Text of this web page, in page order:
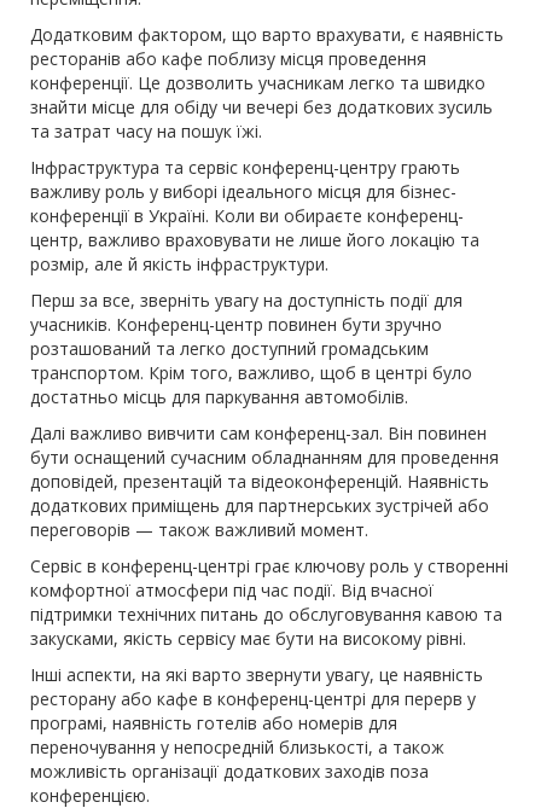
Додатковим фактором, що варто врахувати, є наявність
ресторанів або кафе поблизу місця проведення
конференції. Це дозволить учасникам легко та швидко
знайти місце для обіду чи вечері без додаткових зусиль
та затрат часу на пошук їжі.
Інфраструктура та сервіс конференц-центру грають
важливу роль у виборі ідеального місця для бізнес-
конференції в Україні. Коли ви обираєте конференц-
центр, важливо враховувати не лише його локацію та
розмір, але й якість інфраструктури.
Перш за все, зверніть увагу на доступність події для
учасників. Конференц-центр повинен бути зручно
розташований та легко доступний громадським
транспортом. Крім того, важливо, щоб в центрі було
достатньо місць для паркування автомобілів.
Далі важливо вивчити сам конференц-зал. Він повинен
бути оснащений сучасним обладнанням для проведення
доповідей, презентацій та відеоконференцій. Наявність
додаткових приміщень для партнерських зустрічей або
переговорів — також важливий момент.
Сервіс в конференц-центрі грає ключову роль у створенні
комфортної атмосфери під час події. Від вчасної
підтримки технічних питань до обслуговування кавою та
закусками, якість сервісу має бути на високому рівні.
Інші аспекти, на які варто звернути увагу, це наявність
ресторану або кафе в конференц-центрі для перерв у
програмі, наявність готелів або номерів для
переночування у непосредній близькості, а також
можливість організації додаткових заходів поза
конференцією.